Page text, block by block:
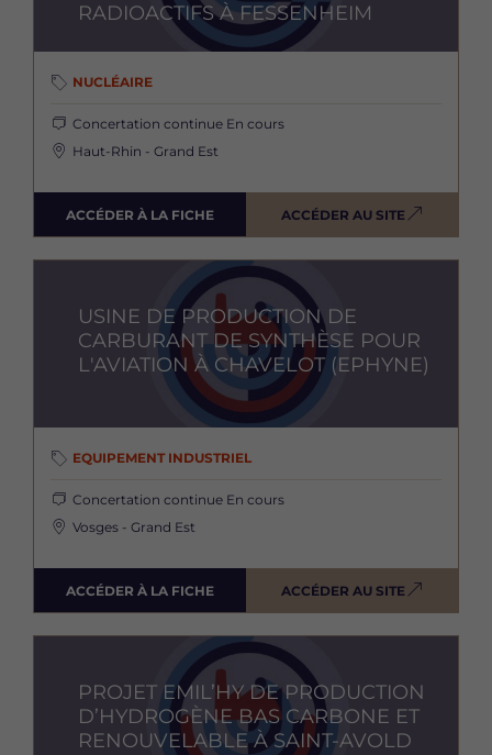
RADIOACTIFS À FESSENHEIM
NUCLÉAIRE
Concertation continue En cours
Haut-Rhin - Grand Est
ACCÉDER À LA FICHE ACCÉDER AU SITE
USINE DE PRODUCTION DE
CARBURANT DE SYNTHÈSE POUR
L'AVIATION À CHAVELOT (EPHYNE)
EQUIPEMENT INDUSTRIEL
Concertation continue En cours
Vosges - Grand Est
ACCÉDER À LA FICHE ACCÉDER AU SITE
PROJET EMIL’HY DE PRODUCTION
D’HYDROGÈNE BAS CARBONE ET
RENOUVELABLE À SAINT-AVOLD